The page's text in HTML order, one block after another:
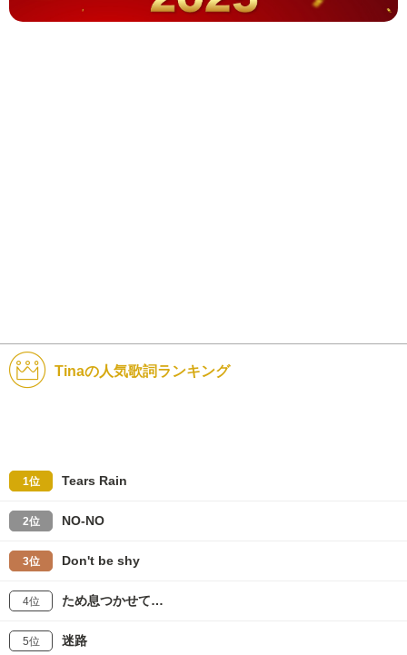
Tinaの人気歌詞ランキング
1位 Tears Rain
2位 NO-NO
3位 Don't be shy
4位 ため息つかせて…
5位 迷路